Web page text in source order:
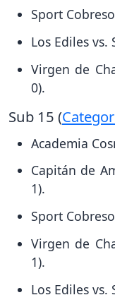
Sport
Los Ediles vs.
Virgen de
0).
Sub 15 (
Academia
Capitán de
1).
Sport
Virgen de
1).
Los Ediles vs.